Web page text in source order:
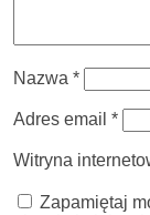
Nazwa *
Adres email *
Witryna
Zapamiętaj